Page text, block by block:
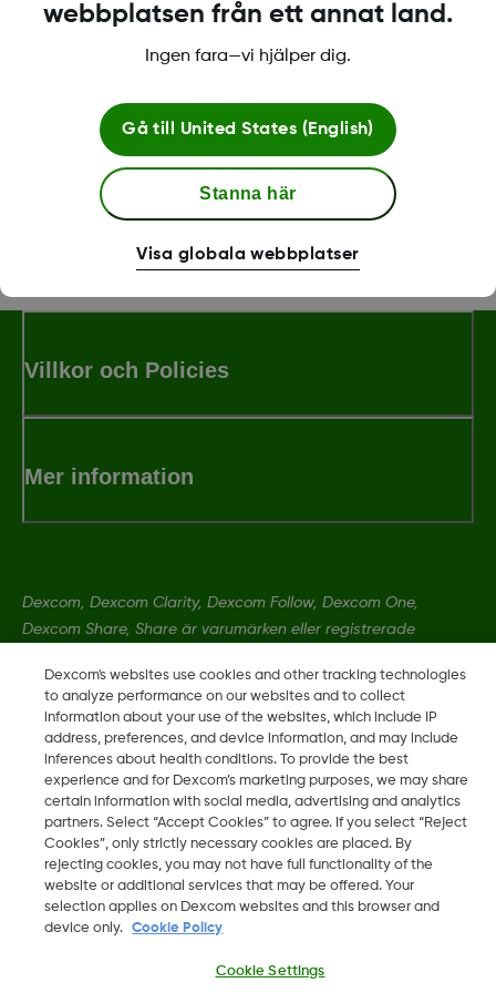
*Smartenhet säljs separat. För att se en lista över kompatibla
dexcom.com/compatibility.
Was this article helpful?
Villkor och Policies
Mer information
Dexcom, Dexcom Clarity, Dexcom Follow, Dexcom One,
Dexcom Share, Share är varumärken eller registrerade
MAT-1802
2026 Dexcom, Inc. Med ensamrätt.
SE
Ändra region
Dexcom's websites use cookies and other tracking technologies
to analyze performance on our websites and to collect
information about your use of the websites, which include IP
address, preferences, and device information, and may include
inferences about health conditions. To provide the best
experience and for Dexcom’s marketing purposes, we may share
certain information with social media, advertising and analytics
partners. Select “Accept Cookies” to agree. If you select “Reject
Cookies”, only strictly necessary cookies are placed. By
rejecting cookies, you may not have full functionality of the
website or additional services that may be offered. Your
selection applies on Dexcom websites and this browser and
device only.
Cookie Policy
Cookie Settings
webbplatsen från ett annat land.
Ingen fara—vi hjälper dig.
Gå till United States (English)
Stanna här
Visa globala webbplatser